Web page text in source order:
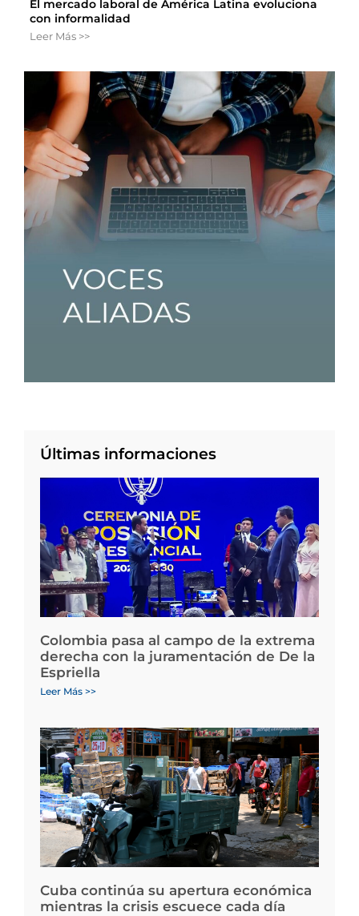
El mercado laboral de América Latina evoluciona
con informalidad
Leer Más >>
Últimas informaciones
Colombia pasa al campo de la extrema
derecha con la juramentación de De la
Espriella
Leer Más >>
Cuba continúa su apertura económica
mientras la crisis escuece cada día